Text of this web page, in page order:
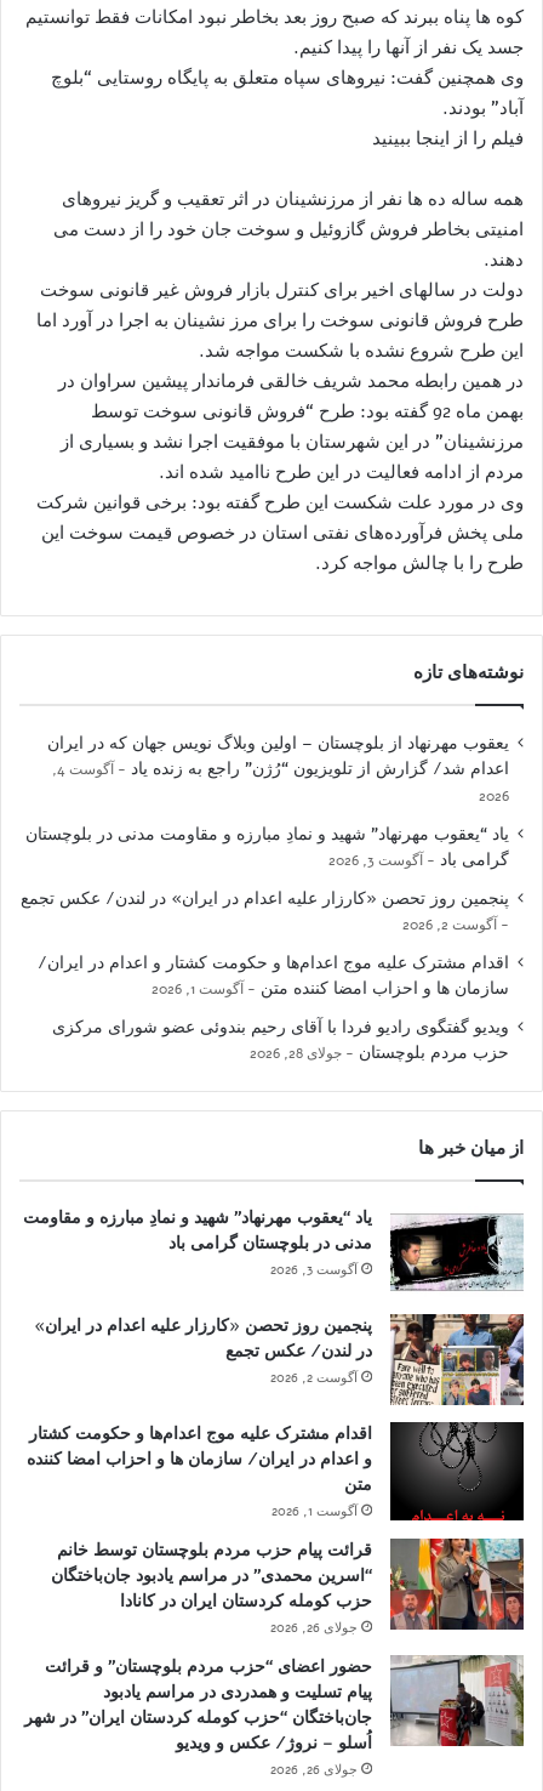
کوه ها پناه ببرند که صبح روز بعد بخاطر نبود امکانات فقط توانستیم
جسد یک نفر از آنها را پیدا کنیم.
وی همچنین گفت: نیروهای سپاه متعلق به پایگاه روستایی “بلوچ
آباد” بودند.
فیلم را از اینجا ببینید
همه ساله ده ها نفر از مرزنشینان در اثر تعقیب و گریز نیروهای
امنیتی بخاطر فروش گازوئیل و سوخت جان خود را از دست می
دهند.
دولت در سالهای اخیر برای کنترل بازار فروش غیر قانونی سوخت
طرح فروش قانونی سوخت را برای مرز نشینان به اجرا در آورد اما
این طرح شروع نشده با شکست مواجه شد.
در همین رابطه محمد شریف خالقی فرماندار پیشین سراوان در
بهمن ماه 92 گفته بود: طرح “فروش قانونی سوخت توسط
مرزنشینان” در این شهرستان با موفقیت اجرا نشد و بسیاری از
مردم از ادامه فعالیت در این طرح ناامید شده اند.
وی در مورد علت شکست این طرح گفته بود: برخی قوانین شرکت
ملی پخش فرآورده‌های نفتی استان در خصوص قیمت سوخت این
طرح را با چالش مواجه کرد.
نوشته‌های تازه
یعقوب مهرنهاد از بلوچستان – اولین وبلاگ نویس جهان که در ایران
اعدام شد/ گزارش از تلویزیون “رُژن” راجع به زنده یاد
آگوست 4,
2026
یاد “یعقوب مهرنهاد” شهید و نمادِ مبارزه و مقاومت مدنی در بلوچستان
گرامی باد
آگوست 3, 2026
پنجمین روز تحصن «کارزار علیه اعدام در ایران» در لندن/ عکس تجمع
آگوست 2, 2026
اقدام مشترک علیه موج اعدام‌ها و حکومت کشتار و اعدام در ایران/
سازمان ها و احزاب امضا کننده متن
آگوست 1, 2026
ویدیو گفتگوی رادیو فردا با آقای رحیم بندوئی عضو شورای مرکزی
حزب مردم بلوچستان
جولای 28, 2026
از میان خبر ها
یاد “یعقوب مهرنهاد” شهید و نمادِ مبارزه و مقاومت
مدنی در بلوچستان گرامی باد
آگوست 3, 2026
پنجمین روز تحصن «کارزار علیه اعدام در ایران»
در لندن/ عکس تجمع
آگوست 2, 2026
اقدام مشترک علیه موج اعدام‌ها و حکومت کشتار
و اعدام در ایران/ سازمان ها و احزاب امضا کننده
متن
آگوست 1, 2026
قرائت پیام حزب مردم بلوچستان توسط خانم
“اسرین محمدی” در مراسم یادبود جان‌باختگان
حزب کومله کردستان ایران در کانادا
جولای 26, 2026
حضور اعضای “حزب مردم بلوچستان” و قرائت
پیام تسلیت و همدردی در مراسم یادبود
جان‌باختگان “حزب کومله کردستان ایران” در شهر
اُسلو – نروژ/ عکس و ویدیو
جولای 26, 2026